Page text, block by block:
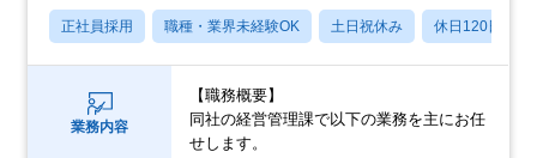
正社員採用 職種・業界未経験OK 土日祝休み 休日120日以上
業務内容
【職務概要】
同社の経営管理課で以下の業務を主にお任
せします。